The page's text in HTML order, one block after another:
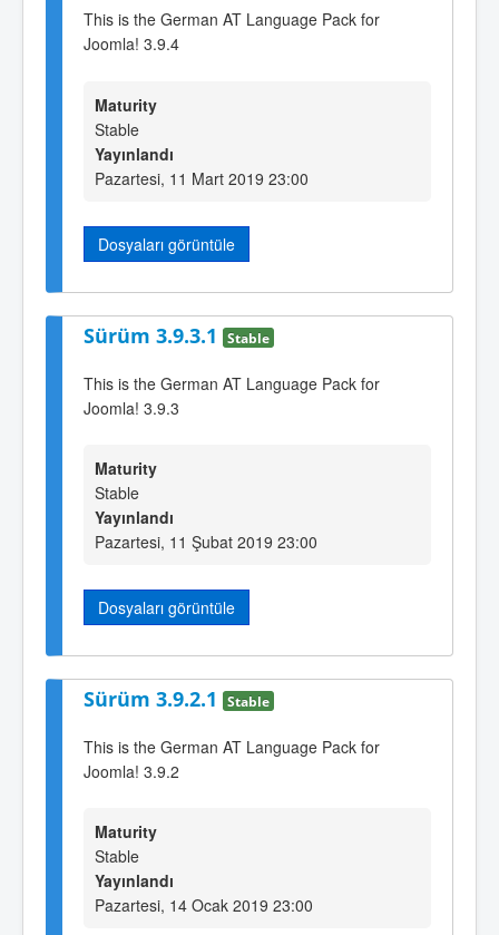
This is the German AT Language Pack for
Joomla! 3.9.4
Maturity
Stable
Yayınlandı
Pazartesi, 11 Mart 2019 23:00
Dosyaları görüntüle
Sürüm 3.9.3.1 Stable
This is the German AT Language Pack for
Joomla! 3.9.3
Maturity
Stable
Yayınlandı
Pazartesi, 11 Şubat 2019 23:00
Dosyaları görüntüle
Sürüm 3.9.2.1 Stable
This is the German AT Language Pack for
Joomla! 3.9.2
Maturity
Stable
Yayınlandı
Pazartesi, 14 Ocak 2019 23:00